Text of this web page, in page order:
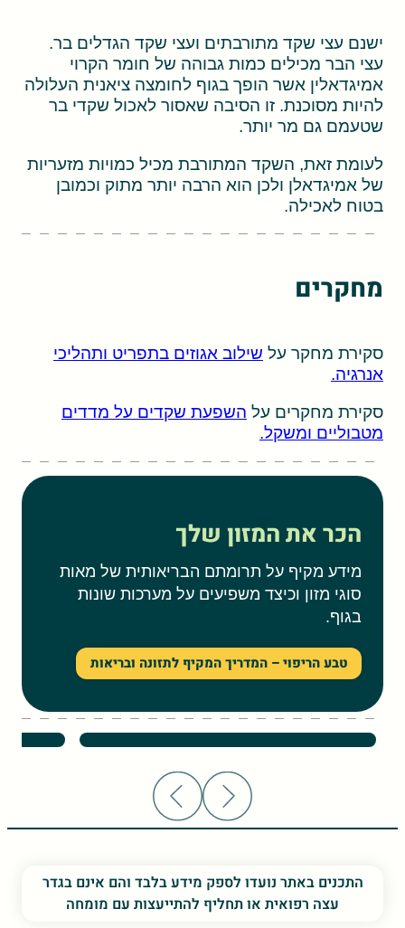
ישנם עצי שקד מתורבתים ועצי שקד הגדלים בר.
עצי הבר מכילים כמות גבוהה של חומר הקרוי
אמיגדאלין אשר הופך בגוף לחומצה ציאנית העלולה
להיות מסוכנת. זו הסיבה שאסור לאכול שקדי בר
שטעמם גם מר יותר.
לעומת זאת, השקד המתורבת מכיל כמויות מזעריות
של אמיגדאלן ולכן הוא הרבה יותר מתוק וכמובן
בטוח לאכילה.
מחקרים
סקירת מחקר על שילוב אגוזים בתפריט ותהליכי
אנרגיה.
סקירת מחקרים על השפעת שקדים על מדדים
מטבוליים ומשקל.
הכר את המזון שלך
מידע מקיף על תרומתם הבריאותית של מאות
סוגי מזון וכיצד משפיעים על מערכות שונות
בגוף.
טבע הריפוי – המדריך המקיף לתזונה ובריאות
אפונה
התכנים באתר נועדו לספק מידע בלבד והם אינם בגדר
עצה רפואית או תחליף להתייעצות עם מומחה